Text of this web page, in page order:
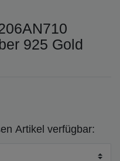
925 Gold
Artikel verfügbar: